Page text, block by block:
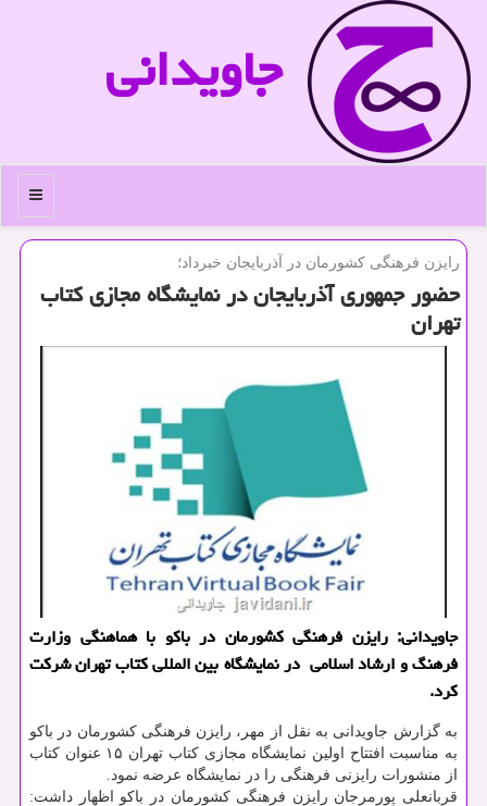
جاویدانی
منو
رایزن فرهنگی كشورمان در آذربایجان خبرداد؛
حضور جمهوری آذربایجان در نمایشگاه مجازی كتاب
تهران
جاویدانی: رایزن فرهنگی کشورمان در باکو با هماهنگی وزارت
فرهنگ و ارشاد اسلامی در نمایشگاه بین المللی کتاب تهران شرکت
کرد.
به گزارش جاویدانی به نقل از مهر، رایزن فرهنگی کشورمان در باکو
به مناسبت افتتاح اولین نمایشگاه مجازی کتاب تهران ۱۵ عنوان کتاب
از منشورات رایزنی فرهنگی را در نمایشگاه عرضه نمود.
قربانعلی پورمرجان رایزن فرهنگی کشورمان در باکو اظهار داشت: